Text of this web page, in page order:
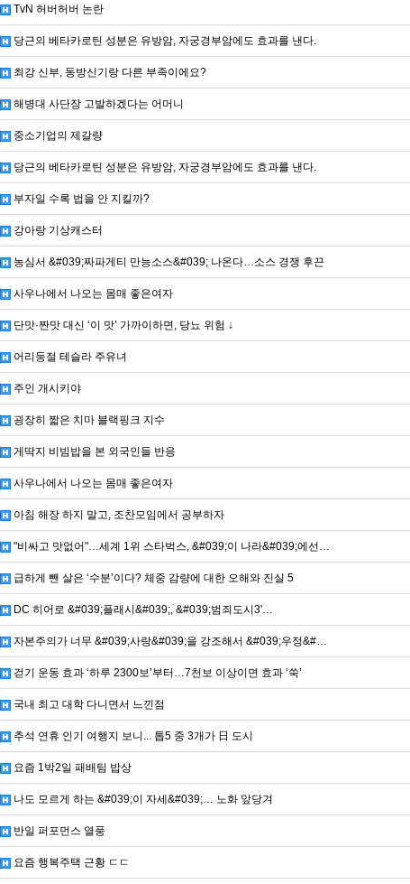
TvN 허버허버 논란
당근의 베타카로틴 성분은 유방암, 자궁경부암에도 효과를 낸다.
최강 신부, 동방신기랑 다른 부족이에요?
해병대 사단장 고발하겠다는 어머니
중소기업의 제갈량
당근의 베타카로틴 성분은 유방암, 자궁경부암에도 효과를 낸다.
부자일 수록 법을 안 지킬까?
강아랑 기상캐스터
농심서 &#039;짜파게티 만능소스&#039; 나온다…소스 경쟁 후끈
사우나에서 나오는 몸매 좋은여자
단맛·짠맛 대신 ‘이 맛’ 가까이하면, 당뇨 위험 ↓
어리둥절 테슬라 주유녀
주인 개시키야
굉장히 짧은 치마 블랙핑크 지수
게딱지 비빔밥을 본 외국인들 반응
사우나에서 나오는 몸매 좋은여자
아침 해장 하지 말고, 조찬모임에서 공부하자
"비싸고 맛없어"…세계 1위 스타벅스, &#039;이 나라&#039;에선…
급하게 뺀 살은 ‘수분’이다? 체중 감량에 대한 오해와 진실 5
DC 히어로 &#039;플래시&#039;, &#039;범죄도시3'…
자본주의가 너무 &#039;사랑&#039;을 강조해서 &#039;우정&#…
걷기 운동 효과 ‘하루 2300보’부터…7천보 이상이면 효과 ‘쑥’
국내 최고 대학 다니면서 느낀점
추석 연휴 인기 여행지 보니... 톱5 중 3개가 日 도시
요즘 1박2일 패배팀 밥상
나도 모르게 하는 &#039;이 자세&#039;… 노화 앞당겨
반일 퍼포먼스 열풍
요즘 행복주택 근황 ㄷㄷ